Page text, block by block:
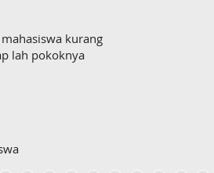
kurang
lah pokoknya